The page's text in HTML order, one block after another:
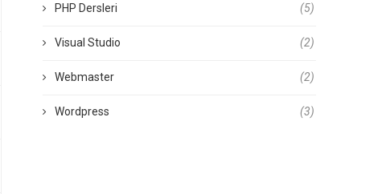
PHP Dersleri (5)
Visual Studio (2)
Webmaster (2)
Wordpress (3)